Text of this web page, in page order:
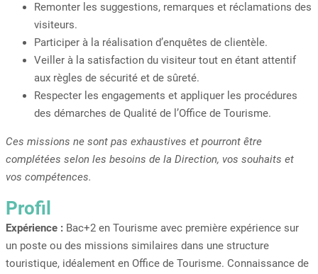
Remonter les suggestions, remarques et réclamations des
visiteurs.
Participer à la réalisation d’enquêtes de clientèle.
Veiller à la satisfaction du visiteur tout en étant attentif
aux règles de sécurité et de sûreté.
Respecter les engagements et appliquer les procédures
des démarches de Qualité de l’Office de Tourisme.
Ces missions ne sont pas exhaustives et pourront être
complétées selon les besoins de la Direction, vos souhaits et
vos compétences.
Profil
Expérience : Bac+2 en Tourisme avec première expérience sur
un poste ou des missions similaires dans une structure
touristique, idéalement en Office de Tourisme. Connaissance de